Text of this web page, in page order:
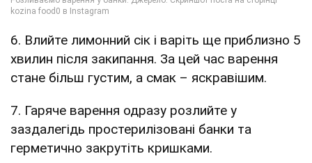
6. Влийте лимонний сік і варіть ще приблизно 5
хвилин після закипання. За цей час варення
стане більш густим, а смак – яскравішим.
7. Гаряче варення одразу розлийте у
заздалегідь простерилізовані банки та
герметично закрутіть кришками.